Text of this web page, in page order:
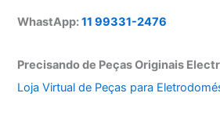
WhastApp:11 99331-2476
Precisando de Peças Originais
Loja Virtual de Peças para